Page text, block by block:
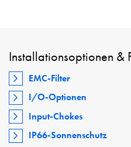
Installationsoptionen &
EMC-Filter
I/O-Optionen
Input-Chokes
IP66-Sonnenschutz